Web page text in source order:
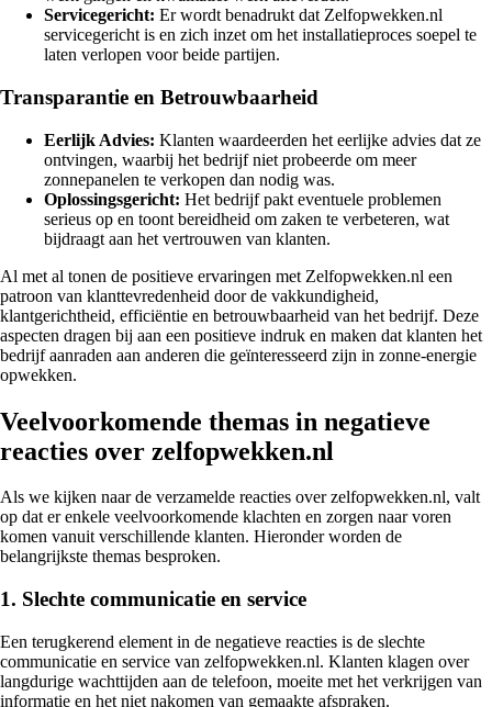
Servicegericht: Er wordt benadrukt dat Zelfopwekken.nl
servicegericht is en zich inzet om het installatieproces soepel te
laten verlopen voor beide partijen.
Transparantie en Betrouwbaarheid
Eerlijk Advies: Klanten waardeerden het eerlijke advies dat ze
ontvingen, waarbij het bedrijf niet probeerde om meer
zonnepanelen te verkopen dan nodig was.
Oplossingsgericht: Het bedrijf pakt eventuele problemen
serieus op en toont bereidheid om zaken te verbeteren, wat
bijdraagt aan het vertrouwen van klanten.
Al met al tonen de positieve ervaringen met Zelfopwekken.nl een
patroon van klanttevredenheid door de vakkundigheid,
klantgerichtheid, efficiëntie en betrouwbaarheid van het bedrijf. Deze
aspecten dragen bij aan een positieve indruk en maken dat klanten het
bedrijf aanraden aan anderen die geïnteresseerd zijn in zonne-energie
opwekken.
Veelvoorkomende themas in negatieve
reacties over zelfopwekken.nl
Als we kijken naar de verzamelde reacties over zelfopwekken.nl, valt
op dat er enkele veelvoorkomende klachten en zorgen naar voren
komen vanuit verschillende klanten. Hieronder worden de
belangrijkste themas besproken.
1. Slechte communicatie en service
Een terugkerend element in de negatieve reacties is de slechte
communicatie en service van zelfopwekken.nl. Klanten klagen over
langdurige wachttijden aan de telefoon, moeite met het verkrijgen van
informatie en het niet nakomen van gemaakte afspraken.